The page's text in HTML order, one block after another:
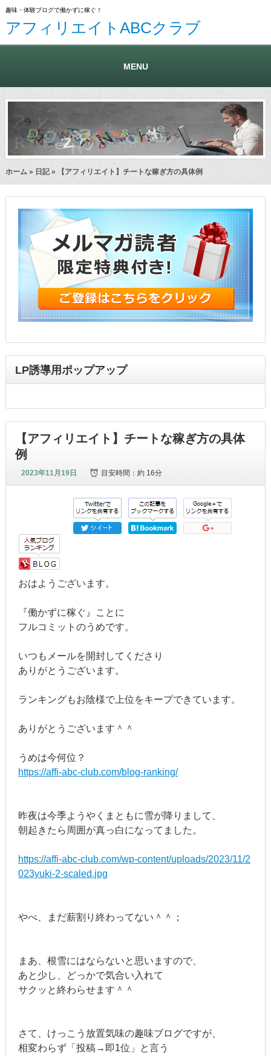
趣味・体験ブログで働かずに稼ぐ！
アフィリエイトABCクラブ
MENU
ホーム » 日記» 【アフィリエイト】チートな稼ぎ方の具体例
LP誘導用ポップアップ
【アフィリエイト】チートな稼ぎ方の具体
例
2023年11月19日 目安時間：約 16分
おはようございます。
『働かずに稼ぐ』ことに
フルコミットのうめです。
いつもメールを開封してくださり
ありがとうございます。
ランキングもお陰様で上位をキープできています。
ありがとうございます＾＾
うめは今何位？
https://affi-abc-club.com/blog-ranking/
昨夜は今季ようやくまともに雪が降りまして、
朝起きたら周囲が真っ白になってました。
https://affi-abc-club.com/wp-content/uploads/2023/11/2
023yuki-2-scaled.jpg
やべ、まだ薪割り終わってない＾＾；
まあ、根雪にはならないと思いますので、
あと少し、どっかで気合い入れて
サクッと終わらせます＾＾
さて、けっこう放置気味の趣味ブログですが、
相変わらず「投稿→即1位」と言う